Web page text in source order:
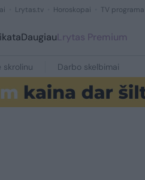
Lrytas.tv Horoskopai TV programa
DaugiauLrytas Premium
skrolinu Darbo skelbimai